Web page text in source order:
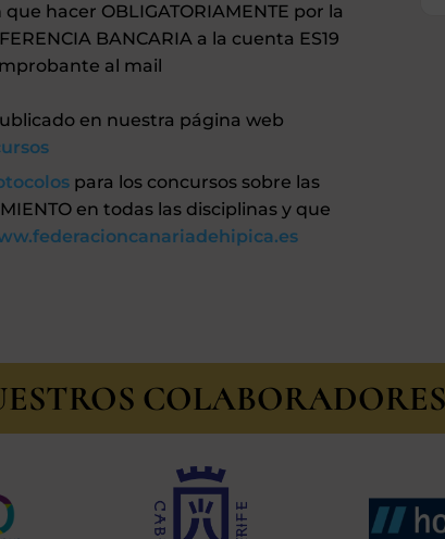
hacer OBLIGATORIAMENTE por la
BANCARIA a la cuenta ES19
al mail
en nuestra página web
para los concursos sobre las
en todas las disciplinas y que
COLABORADORES